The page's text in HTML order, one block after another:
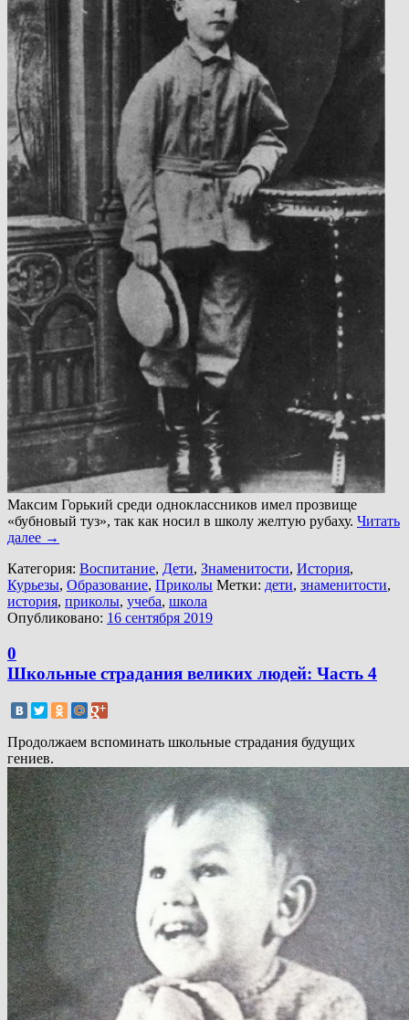
Максим Горький среди одноклассников имел прозвище
«бубновый туз», так как носил в школу желтую рубаху. Читать
далее →
Категория: Воспитание, Дети, Знаменитости, История,
Курьезы, Образование, Приколы Метки: дети, знаменитости,
история, приколы, учеба, школа
Опубликовано: 16 сентября 2019
0
Школьные страдания великих людей: Часть 4
Продолжаем вспоминать школьные страдания будущих
гениев.